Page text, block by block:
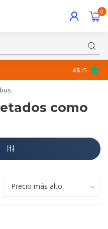
0
¡Excelente
4.5 /5
como